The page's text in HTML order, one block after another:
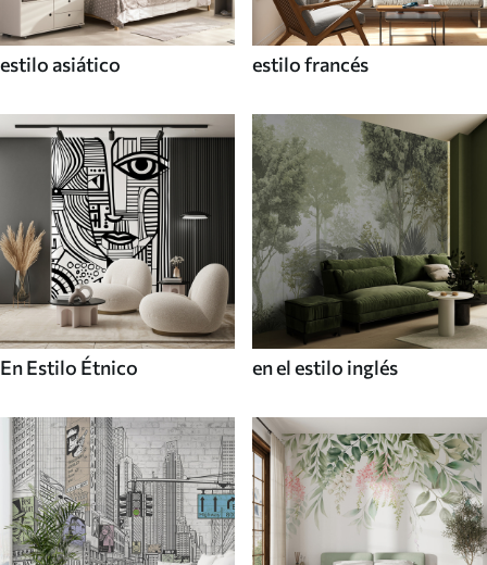
estilo asiático estilo francés
En Estilo Étnico en el estilo inglés